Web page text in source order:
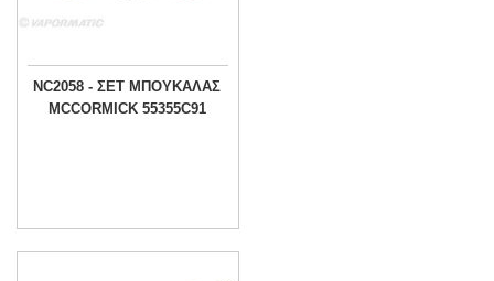
NC2058 - ΣΕΤ ΜΠΟΥΚΑΛΑΣ
MCCORMICK 55355C91